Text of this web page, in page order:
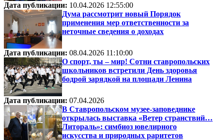
Дата публикации: 10.04.2026 12:55:00
Дума рассмотрит новый Порядок
применения мер ответственности за
неточные сведения о доходах
Дата публикации: 08.04.2026 11:10:00
О спорт, ты – мир! Сотни ставропольских
школьников встретили День здоровья
бодрой зарядкой на площади Ленина
Дата публикации: 07.04.2026
В Ставропольском музее-заповеднике
открылась выставка «Ветер странствий…
Литораль»: симбиоз ювелирного
искусства и природных раритетов